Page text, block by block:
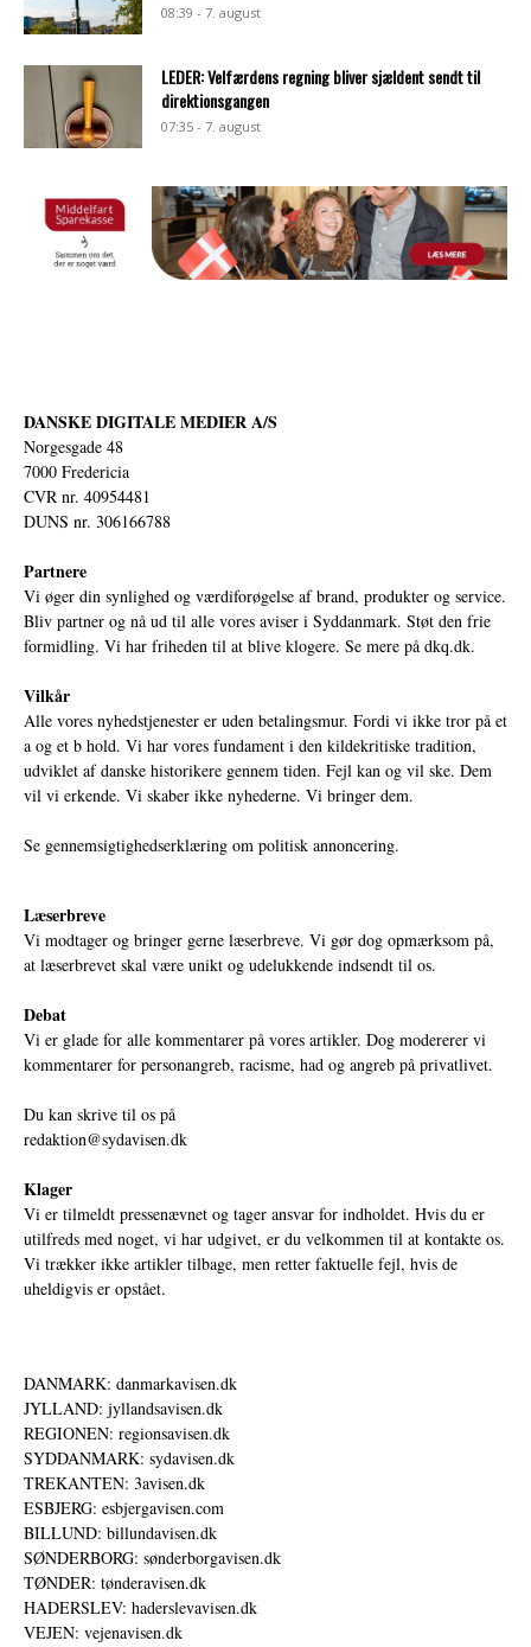
08:39 - 7. august
LEDER: Velfærdens regning bliver sjældent sendt til
direktionsgangen
07:35 - 7. august
DANSKE DIGITALE MEDIER A/S
Norgesgade 48
7000 Fredericia
CVR nr. 40954481
DUNS nr. 306166788
Partnere
Vi øger din synlighed og værdiforøgelse af brand, produkter og service.
Bliv partner og nå ud til alle vores aviser i Syddanmark. Støt den frie
formidling. Vi har friheden til at blive klogere. Se mere på dkq.dk.
Vilkår
Alle vores nyhedstjenester er uden betalingsmur. Fordi vi ikke tror på et
a og et b hold. Vi har vores fundament i den kildekritiske tradition,
udviklet af danske historikere gennem tiden. Fejl kan og vil ske. Dem
vil vi erkende. Vi skaber ikke nyhederne. Vi bringer dem.
Se gennemsigtighedserklæring om politisk annoncering.
Læserbreve
Vi modtager og bringer gerne læserbreve. Vi gør dog opmærksom på,
at læserbrevet skal være unikt og udelukkende indsendt til os.
Debat
Vi er glade for alle kommentarer på vores artikler. Dog modererer vi
kommentarer for personangreb, racisme, had og angreb på privatlivet.
Du kan skrive til os på
redaktion@sydavisen.dk
Klager
Vi er tilmeldt pressenævnet og tager ansvar for indholdet. Hvis du er
utilfreds med noget, vi har udgivet, er du velkommen til at kontakte os.
Vi trækker ikke artikler tilbage, men retter faktuelle fejl, hvis de
uheldigvis er opstået.
DANMARK: danmarkavisen.dk
JYLLAND: jyllandsavisen.dk
REGIONEN: regionsavisen.dk
SYDDANMARK: sydavisen.dk
TREKANTEN: 3avisen.dk
ESBJERG: esbjergavisen.com
BILLUND: billundavisen.dk
SØNDERBORG: sønderborgavisen.dk
TØNDER: tønderavisen.dk
HADERSLEV: haderslevavisen.dk
VEJEN: vejenavisen.dk